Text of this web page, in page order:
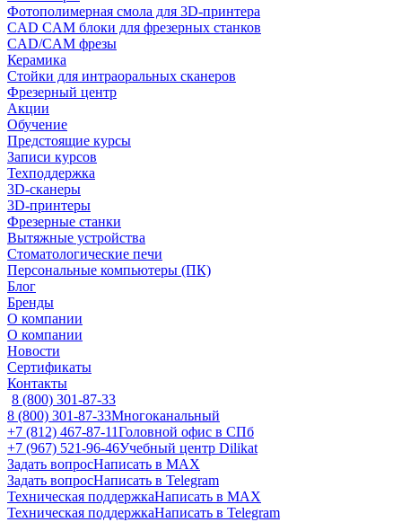
Фотополимерная смола для 3D-принтера
CAD CAM блоки для фрезерных станков
CAD/CAM фрезы
Керамика
Стойки для интраоральных сканеров
Фрезерный центр
Акции
Обучение
Предстоящие курсы
Записи курсов
Техподдержка
3D-сканеры
3D-принтеры
Фрезерные станки
Вытяжные устройства
Стоматологические печи
Персональные компьютеры (ПК)
Блог
Бренды
О компании
О компании
Новости
Сертификаты
Контакты
8 (800) 301-87-33
8 (800) 301-87-33Многоканальный
+7 (812) 467-87-11Головной офис в СПб
+7 (967) 521-96-46Учебный центр Dilikat
Задать вопросНаписать в MAX
Задать вопросНаписать в Telegram
Техническая поддержкаНаписать в MAX
Техническая поддержкаНаписать в Telegram